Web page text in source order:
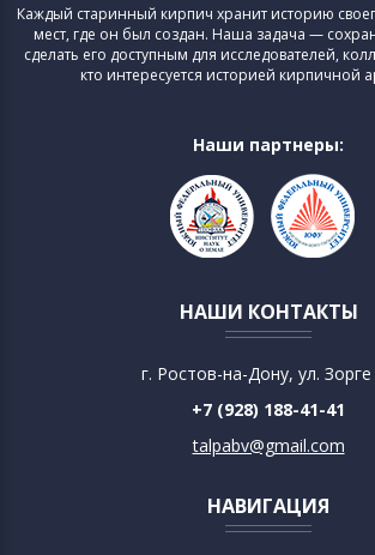
Каждый старинный кирпич хранит историю
мест, где он был создан. Наша задача —
сделать его доступным для исследователей,
кто интересуется историей кирпичной
Наши партнеры:
НАШИ КОНТАКТЫ
г. Ростов-на-Дону, ул. Зорге
+7 (928) 188-41-41
talpabv@gmail.com
НАВИГАЦИЯ